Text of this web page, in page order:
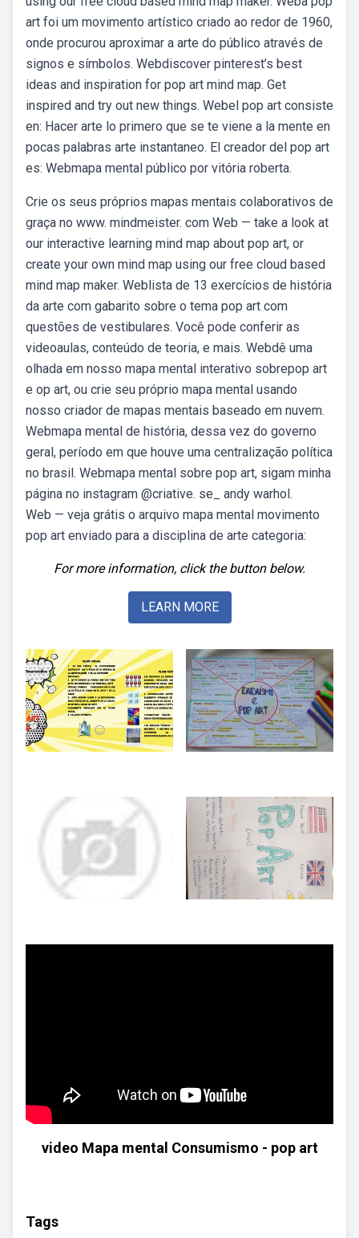
art foi um movimento artístico criado ao redor de 1960,
onde procurou aproximar a arte do público através de
signos e símbolos. Webdiscover pinterest’s best
ideas and inspiration for pop art mind map. Get
inspired and try out new things. Webel pop art consiste
en: Hacer arte lo primero que se te viene a la mente en
pocas palabras arte instantaneo. El creador del pop art
es: Webmapa mental público por vitória roberta.
Crie os seus próprios mapas mentais colaborativos de
graça no www. mindmeister. com Web — take a look at
our interactive learning mind map about pop art, or
create your own mind map using our free cloud based
mind map maker. Weblista de 13 exercícios de história
da arte com gabarito sobre o tema pop art com
questões de vestibulares. Você pode conferir as
videoaulas, conteúdo de teoria, e mais. Webdê uma
olhada em nosso mapa mental interativo sobrepop art
e op art, ou crie seu próprio mapa mental usando
nosso criador de mapas mentais baseado em nuvem.
Webmapa mental de história, dessa vez do governo
geral, período em que houve uma centralização política
no brasil. Webmapa mental sobre pop art, sigam minha
página no instagram @criative. se_ andy warhol.
Web — veja grátis o arquivo mapa mental movimento
pop art enviado para a disciplina de arte categoria:
For more information, click the button below.
LEARN MORE
video Mapa mental Consumismo - pop art
Tags